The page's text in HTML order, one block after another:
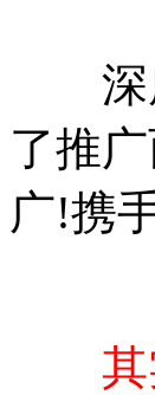
深度
了推
广!携